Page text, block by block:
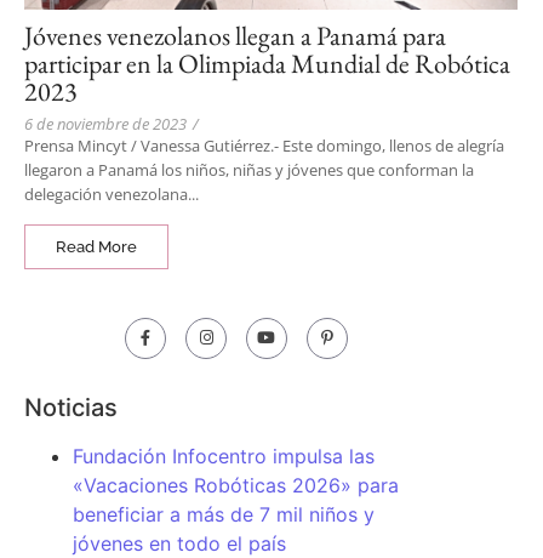
Jóvenes venezolanos llegan a Panamá para
participar en la Olimpiada Mundial de Robótica
2023
6 de noviembre de 2023 /
Prensa Mincyt / Vanessa Gutiérrez.- Este domingo, llenos de alegría
llegaron a Panamá los niños, niñas y jóvenes que conforman la
delegación venezolana...
Read More
Noticias
Fundación Infocentro impulsa las
«Vacaciones Robóticas 2026» para
beneficiar a más de 7 mil niños y
jóvenes en todo el país